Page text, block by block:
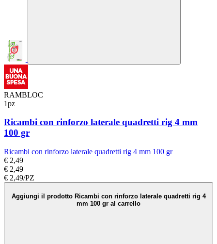
RAMBLOC
1pz
Ricambi con rinforzo laterale quadretti rig 4 mm
100 gr
Ricambi con rinforzo laterale quadretti rig 4 mm 100 gr
€ 2,49
€ 2,49
€ 2,49/PZ
Aggiungi il prodotto Ricambi con rinforzo laterale quadretti rig 4
mm 100 gr al carrello